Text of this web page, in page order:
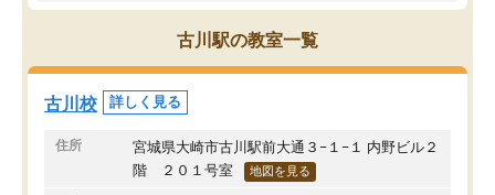
ブルでびっくりしました。
通って1年以上ですが、勉強への取り組
み方が真っすぐに変化（率先して自宅
で復習や予習をする）し成績も向上し
ています。
駅前なので送り迎えが少々負担になっ
ていますが、それを加味しても通って
損はないなと感じています。
その結果成績も上がり、
たのを覚えています。
塾だと思います。
古川駅の教室一覧
古川校 詳しく見る
住所
宮城県大崎市古川駅前大通３−１−１ 内野ビル２
階 ２０１号室
地図を見る